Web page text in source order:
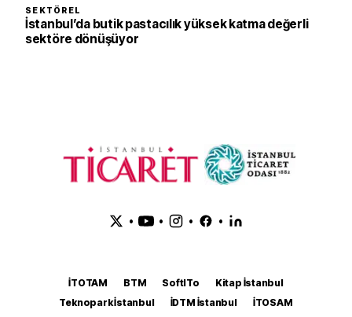
SEKTÖREL
İstanbul’da butik pastacılık yüksek katma değerli
sektöre dönüşüyor
• • • •
İTOTAM BTM SoftITo
Kitap İstanbul
Teknopark İstanbul
İDTM İstanbul
İTOSAM